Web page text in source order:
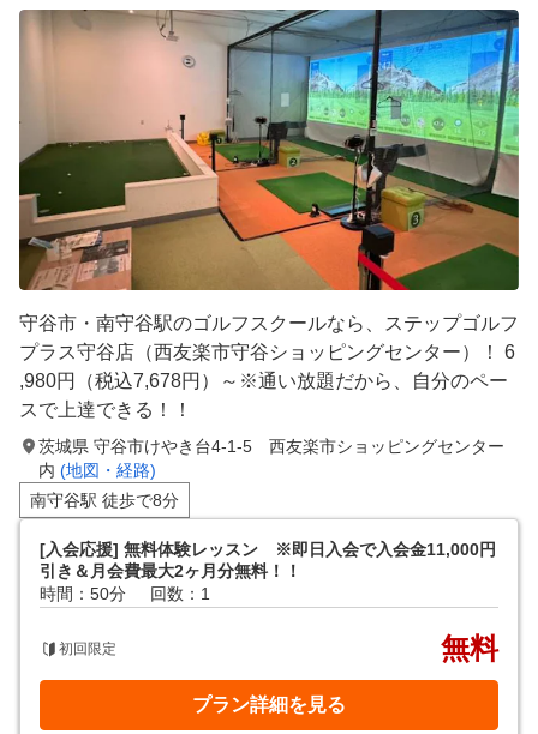
守谷市・南守谷駅のゴルフスクールなら、ステップゴルフ
プラス守谷店（西友楽市守谷ショッピングセンター）！ 6
,980円（税込7,678円）～※通い放題だから、自分のペー
スで上達できる！！
茨城県 守谷市けやき台4-1-5 西友楽市ショッピングセンター
内 (地図・経路)
南守谷駅 徒歩で8分
[入会応援] 無料体験レッスン ※即日入会で入会金11,000円
引き＆月会費最大2ヶ月分無料！！
時間：50分
回数：1
初回限定 無料
プラン詳細を見る